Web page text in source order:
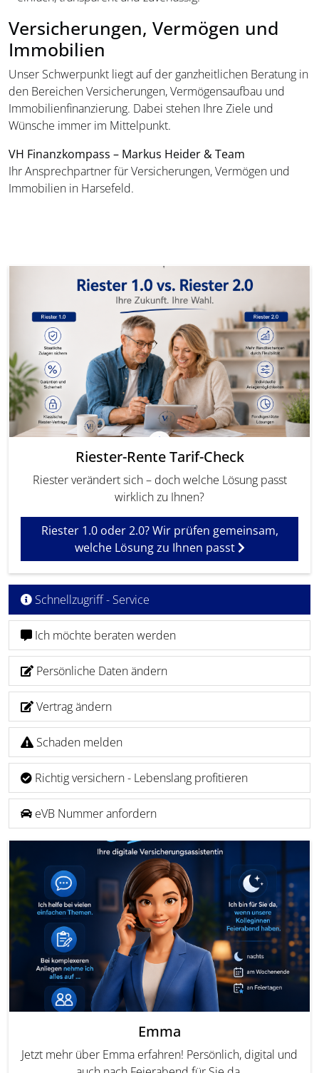
Versicherungen, Vermögen und
Immobilien
Unser Schwerpunkt liegt auf der ganzheitlichen Beratung in
den Bereichen Versicherungen, Vermögensaufbau und
Immobilienfinanzierung. Dabei stehen Ihre Ziele und
Wünsche immer im Mittelpunkt.
VH Finanzkompass – Markus Heider & Team
Ihr Ansprechpartner für Versicherungen, Vermögen und
Immobilien in Harsefeld.
Riester-Rente Tarif-Check
Riester verändert sich – doch welche Lösung passt
wirklich zu Ihnen?
Riester 1.0 oder 2.0? Wir prüfen gemeinsam,
welche Lösung zu Ihnen passt
Schnellzugriff - Service
Ich möchte beraten werden
Persönliche Daten ändern
Vertrag ändern
Schaden melden
Richtig versichern - Lebenslang profitieren
eVB Nummer anfordern
Emma
Jetzt mehr über Emma erfahren! Persönlich, digital und